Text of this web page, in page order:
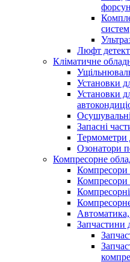
систем
Люфт
Кліматичне
Установки
Установки
Запасні
Термометри
Озонатори
Компресорне
Компресори
Компресори
Запчастини